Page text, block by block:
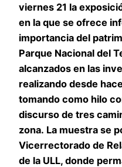
viernes 21 la
en la que se ofrece
importancia del
Parque Nacional del
alcanzados en las
realizando desde
tomando como hilo
discurso de tres
zona. La muestra se
Vicerrectorado de
de la ULL, donde